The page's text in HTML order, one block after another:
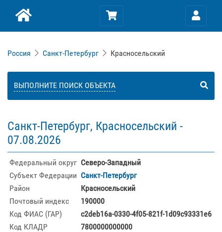
Россия Санкт-Петербург Красносельский
ВЫПОЛНИТЕ ПОИСК ОБЪЕКТА
Санкт-Петербург, Красносельский -
07.08.2026
Федеральный округ Северо-Западный
Субъект Федерации Санкт-Петербург
Район
Красносельский
Почтовый индекс
190000
Код ФИАС (ГАР)
c2deb16a-0330-4f05-821f-1d09c93331e6
Код КЛАДР
7800000000000